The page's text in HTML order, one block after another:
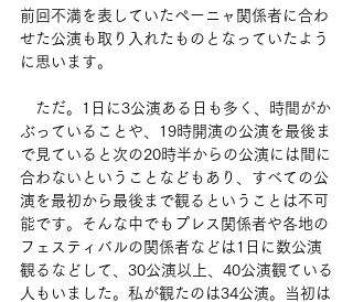
前回不満を表していたペーニャ関係者に合わ
せた公演も取り入れたものとなっていたよう
に思います。
ただ。1日に3公演ある日も多く、時間がか
ぶっていることや、19時開演の公演を最後ま
で見ていると次の20時半からの公演には間に
合わないということなどもあり、すべての公
演を最初から最後まで観るということは不可
能です。そんな中でもプレス関係者や各地の
フェスティバルの関係者などは1日に数公演
観るなどして、30公演以上、40公演観ている
人もいました。私が観たのは34公演。当初は